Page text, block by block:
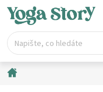
Přejít
obsah